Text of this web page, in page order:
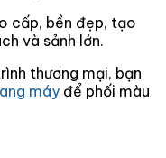
cấp, bền đẹp, tạo
và sảnh lớn.
thương mại, bạn
máy để phối màu